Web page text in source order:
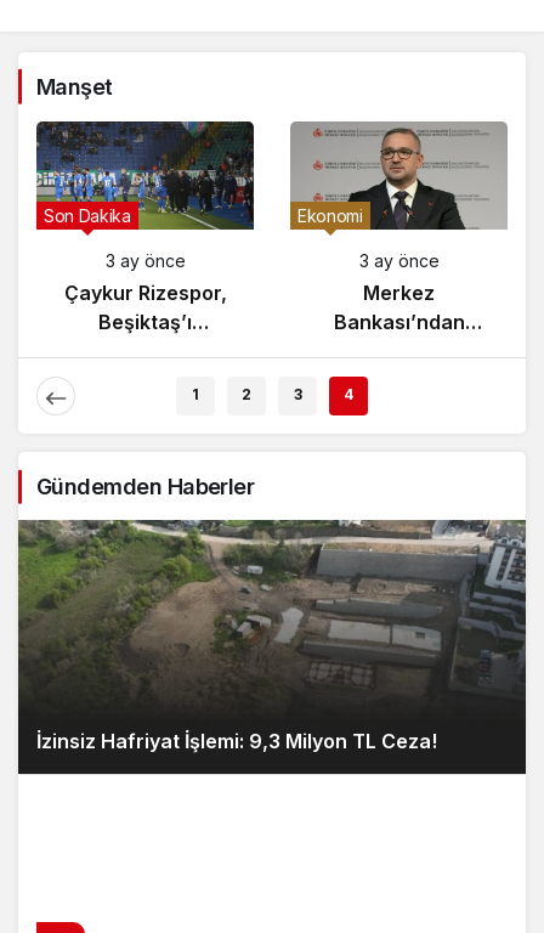
Manşet
Gündem
3 ay önce
Yunanistan’da
Zeybek Tartışması
Alevlendi!
Son Dakika
3 ay önce
Çaykur Rizespor,
Beşiktaş’ı
Ağırlıyor!
1 2 3 4
Gündemden Haberler
İzinsiz Hafriyat İşlemi: 9,3 Milyon TL Ceza!